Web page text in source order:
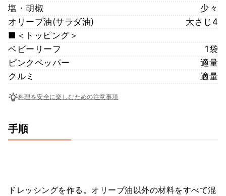
塩・胡椒
少々
オリーブ油(サラダ油)
大さじ4
■＜トッピング＞
ベビーリーフ
1袋
ピンクペッパー
適量
クルミ
適量
料理を安全に楽しむための注意事項
手順
ドレッシングを作る。オリーブ油以外の材料をすべて混